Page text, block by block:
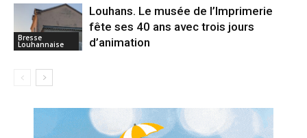
Bresse
Louhannaise
Louhans. Le musée de l’Imprimerie
fête ses 40 ans avec trois jours
d’animation